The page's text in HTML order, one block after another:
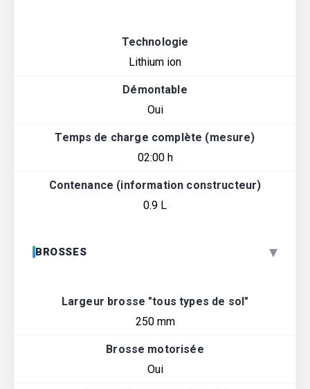
Technologie
Lithium ion
Démontable
Oui
Temps de charge complète (mesure)
02:00 h
Contenance (information constructeur)
0.9 L
BROSSES ▾
Largeur brosse "tous types de sol"
250 mm
Brosse motorisée
Oui